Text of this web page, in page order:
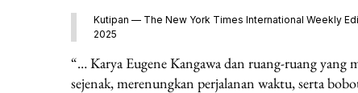
Kutipan — The New York Times International Weekly
2025
“… Karya Eugene Kangawa dan ruang-ruang yang
sejenak, merenungkan perjalanan waktu, serta